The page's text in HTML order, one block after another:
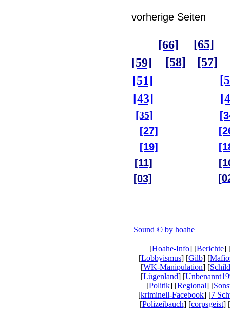
vorherige Seiten
[66]
[65]
[59]
[58]
[57]
[51]
[43]
[35]
[27]
[19]
[11]
[03]
Sound © by hoahe
[Hoahe-Info] [Berichte]
[Lobbyismus] [Gilb] [
[WK-Manipulation] [
[Lügenland] [
[Politik] [Regional] [
[kriminell-Facebook] [7
[Polizeibauch] [corpsgeist] [